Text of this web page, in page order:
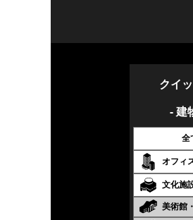
クイ
- 建
全
オフィ
文化施
美術館